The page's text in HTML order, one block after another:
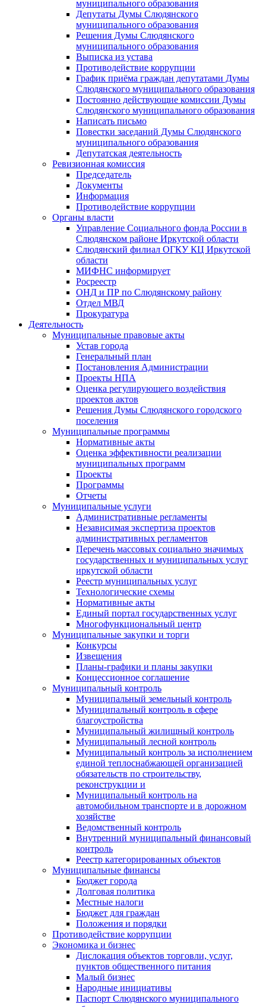
муниципального образования
Депутаты Думы Слюдянского
муниципального образования
Решения Думы Слюдянского
муниципального образования
Выписка из устава
Противодействие коррупции
График приёма граждан депутатами Думы
Слюдянского муниципального образования
Постоянно действующие комиссии Думы
Слюдянского муниципального образования
Написать письмо
Повестки заседаний Думы Слюдянского
муниципального образования
Депутатская деятельность
Ревизионная комиссия
Председатель
Документы
Информация
Противодействие коррупции
Органы власти
Управление Социального фонда России в
Слюдянском районе Иркутской области
Слюдянский филиал ОГКУ КЦ Иркутской
области
МИФНС информирует
Росреестр
ОНД и ПР по Слюдянскому району
Отдел МВД
Прокуратура
Деятельность
Муниципальные правовые акты
Устав города
Генеральный план
Постановления Администрации
Проекты НПА
Оценка регулирующего воздействия
проектов актов
Решения Думы Слюдянского городского
поселения
Муниципальные программы
Нормативные акты
Оценка эффективности реализации
муниципальных программ
Проекты
Программы
Отчеты
Муниципальные услуги
Административные регламенты
Независимая экспертиза проектов
административных регламентов
Перечень массовых социально значимых
государственных и муниципальных услуг
иркутской области
Реестр муниципальных услуг
Технологические схемы
Нормативные акты
Единый портал государственных услуг
Многофункциональный центр
Муниципальные закупки и торги
Конкурсы
Извещения
Планы-графики и планы закупки
Концессионное соглашение
Муниципальный контроль
Муниципальный земельный контроль
Муниципальный контроль в сфере
благоустройства
Муниципальный жилищный контроль
Муниципальный лесной контроль
Муниципальный контроль за исполнением
единой теплоснабжающей организацией
обязательств по строительству,
реконструкции и
Муниципальный контроль на
автомобильном транспорте и в дорожном
хозяйстве
Ведомственный контроль
Внутренний муниципальный финансовый
контроль
Реестр категорированных объектов
Муниципальные финансы
Бюджет города
Долговая политика
Местные налоги
Бюджет для граждан
Положения и порядки
Противодействие коррупции
Экономика и бизнес
Дислокация объектов торговли, услуг,
пунктов общественного питания
Малый бизнес
Народные инициативы
Паспорт Слюдянского муниципального